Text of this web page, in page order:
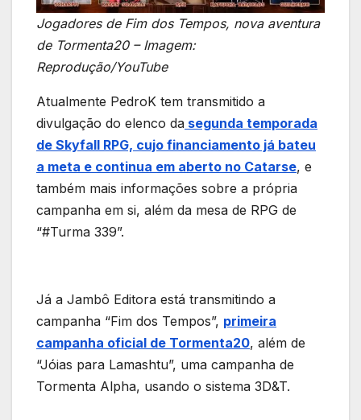
Jogadores de Fim dos Tempos, nova aventura
de Tormenta20 – Imagem:
Reprodução/YouTube
Atualmente PedroK tem transmitido a
divulgação do elenco da segunda temporada
de Skyfall RPG, cujo financiamento já bateu
a meta e continua em aberto no Catarse, e
também mais informações sobre a própria
campanha em si, além da mesa de RPG de
“#Turma 339”.
Já a Jambô Editora está transmitindo a
campanha “Fim dos Tempos”, primeira
campanha oficial de Tormenta20, além de
“Jóias para Lamashtu”, uma campanha de
Tormenta Alpha, usando o sistema 3D&T.